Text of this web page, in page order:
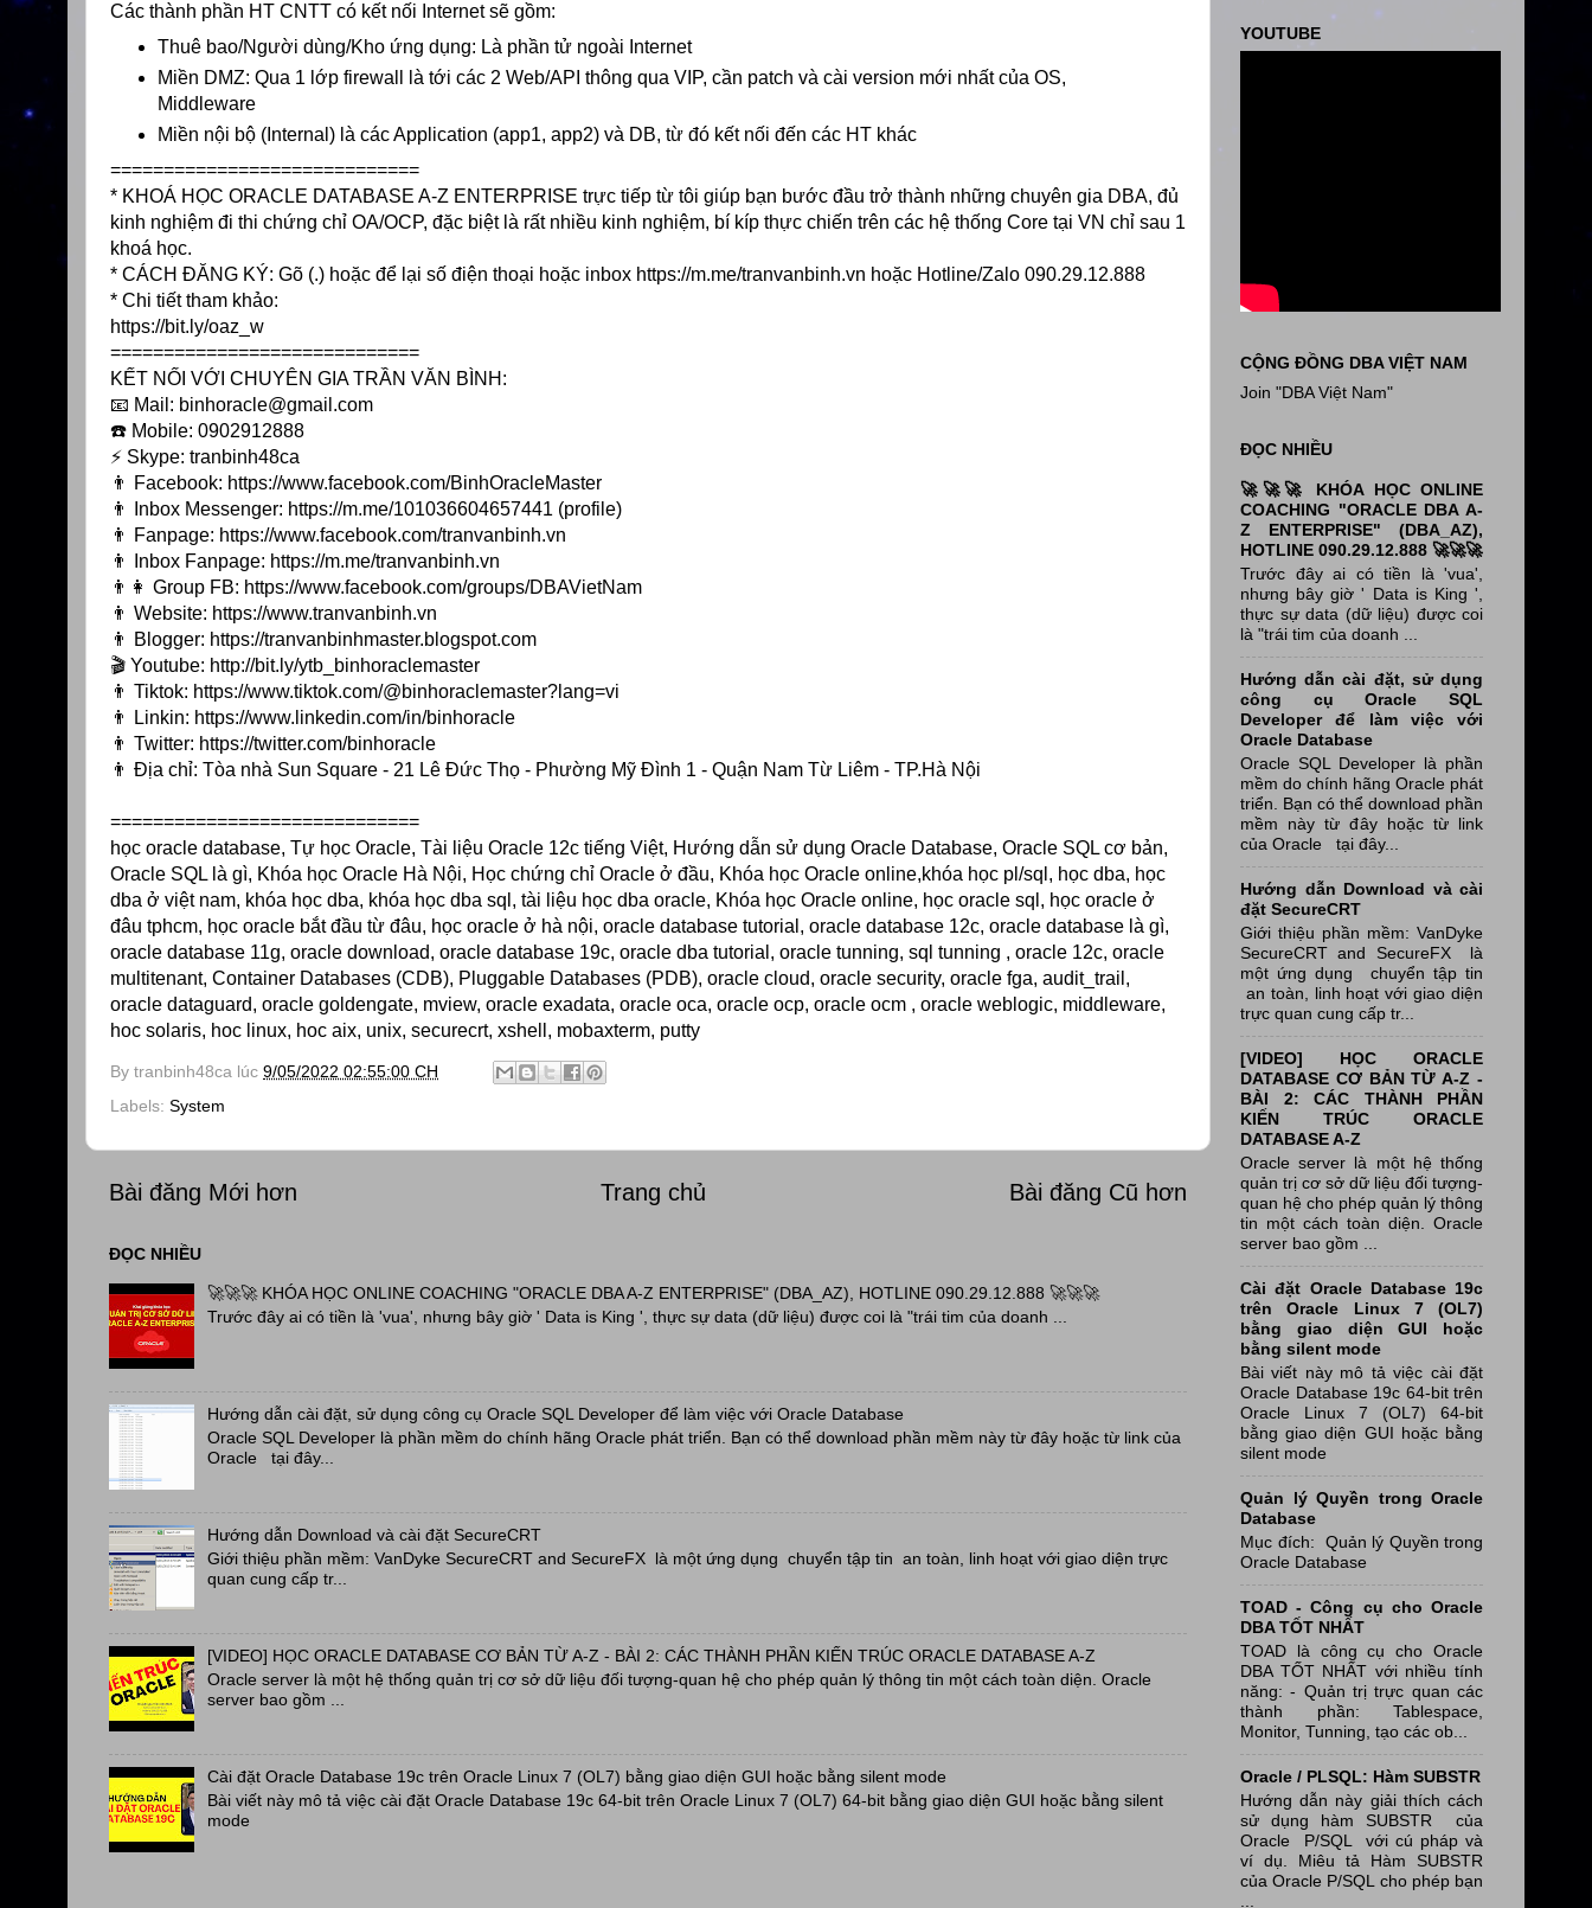
Các thành phần HT CNTT có kết nối Internet sẽ gồm:
Thuê bao/Người dùng/Kho ứng dụng: Là phần tử ngoài Internet
Miền DMZ: Qua 1 lớp firewall là tới các 2 Web/API thông qua VIP, cần patch và cài version mới nhất của OS,
Middleware
Miền nội bộ (Internal) là các Application (app1, app2) và DB, từ đó kết nối đến các HT khác
=============================
* KHOÁ HỌC ORACLE DATABASE A-Z ENTERPRISE trực tiếp từ tôi giúp bạn bước đầu trở thành những chuyên gia DBA, đủ
kinh nghiệm đi thi chứng chỉ OA/OCP, đặc biệt là rất nhiều kinh nghiệm, bí kíp thực chiến trên các hệ thống Core tại VN chỉ sau 1
khoá học.
* CÁCH ĐĂNG KÝ: Gõ (.) hoặc để lại số điện thoại hoặc inbox https://m.me/tranvanbinh.vn hoặc Hotline/Zalo 090.29.12.888
* Chi tiết tham khảo:
https://bit.ly/oaz_w
=============================
KẾT NỐI VỚI CHUYÊN GIA TRẦN VĂN BÌNH:
📧 Mail: binhoracle@gmail.com
☎️ Mobile: 0902912888
⚡️ Skype: tranbinh48ca
👨 Facebook: https://www.facebook.com/BinhOracleMaster
👨 Inbox Messenger: https://m.me/101036604657441 (profile)
👨 Fanpage: https://www.facebook.com/tranvanbinh.vn
👨 Inbox Fanpage: https://m.me/tranvanbinh.vn
👨👩 Group FB: https://www.facebook.com/groups/DBAVietNam
👨 Website: https://www.tranvanbinh.vn
👨 Blogger: https://tranvanbinhmaster.blogspot.com
🎬 Youtube: http://bit.ly/ytb_binhoraclemaster
👨 Tiktok: https://www.tiktok.com/@binhoraclemaster?lang=vi
👨 Linkin: https://www.linkedin.com/in/binhoracle
👨 Twitter: https://twitter.com/binhoracle
👨 Địa chỉ: Tòa nhà Sun Square - 21 Lê Đức Thọ - Phường Mỹ Đình 1 - Quận Nam Từ Liêm - TP.Hà Nội
=============================
học oracle database, Tự học Oracle, Tài liệu Oracle 12c tiếng Việt, Hướng dẫn sử dụng Oracle Database, Oracle SQL cơ bản,
Oracle SQL là gì, Khóa học Oracle Hà Nội, Học chứng chỉ Oracle ở đầu, Khóa học Oracle online,khóa học pl/sql, học dba, học
dba ở việt nam, khóa học dba, khóa học dba sql, tài liệu học dba oracle, Khóa học Oracle online, học oracle sql, học oracle ở
đâu tphcm, học oracle bắt đầu từ đâu, học oracle ở hà nội, oracle database tutorial, oracle database 12c, oracle database là gì,
oracle database 11g, oracle download, oracle database 19c, oracle dba tutorial, oracle tunning, sql tunning , oracle 12c, oracle
multitenant, Container Databases (CDB), Pluggable Databases (PDB), oracle cloud, oracle security, oracle fga, audit_trail,
oracle dataguard, oracle goldengate, mview, oracle exadata, oracle oca, oracle ocp, oracle ocm , oracle weblogic, middleware,
hoc solaris, hoc linux, hoc aix, unix, securecrt, xshell, mobaxterm, putty
By tranbinh48ca lúc 9/05/2022 02:55:00 CH
Labels: System
Bài đăng Mới hơn Bài đăng Cũ hơn
Trang chủ
ĐỌC NHIỀU
🚀🚀🚀 KHÓA HỌC ONLINE COACHING "ORACLE DBA A-Z ENTERPRISE" (DBA_AZ), HOTLINE 090.29.12.888 🚀🚀🚀
Trước đây ai có tiền là 'vua', nhưng bây giờ ' Data is King ', thực sự data (dữ liệu) được coi là "trái tim của doanh ...
Hướng dẫn cài đặt, sử dụng công cụ Oracle SQL Developer để làm việc với Oracle Database
Oracle SQL Developer là phần mềm do chính hãng Oracle phát triển. Bạn có thể download phần mềm này từ đây hoặc từ link của
Oracle tại đây...
Hướng dẫn Download và cài đặt SecureCRT
Giới thiệu phần mềm: VanDyke SecureCRT and SecureFX là một ứng dụng chuyển tập tin an toàn, linh hoạt với giao diện trực
quan cung cấp tr...
[VIDEO] HỌC ORACLE DATABASE CƠ BẢN TỪ A-Z - BÀI 2: CÁC THÀNH PHẦN KIẾN TRÚC ORACLE DATABASE A-Z
Oracle server là một hệ thống quản trị cơ sở dữ liệu đối tượng-quan hệ cho phép quản lý thông tin một cách toàn diện. Oracle
server bao gồm ...
Cài đặt Oracle Database 19c trên Oracle Linux 7 (OL7) bằng giao diện GUI hoặc bằng silent mode
Bài viết này mô tả việc cài đặt Oracle Database 19c 64-bit trên Oracle Linux 7 (OL7) 64-bit bằng giao diện GUI hoặc bằng silent
mode
YOUTUBE
CỘNG ĐỒNG DBA VIỆT NAM
Join "DBA Việt Nam"
ĐỌC NHIỀU
🚀🚀🚀 KHÓA HỌC ONLINE
COACHING "ORACLE DBA A-
Z ENTERPRISE" (DBA_AZ),
HOTLINE 090.29.12.888 🚀🚀🚀
Trước đây ai có tiền là 'vua',
nhưng bây giờ ' Data is King ',
thực sự data (dữ liệu) được coi
là "trái tim của doanh ...
Hướng dẫn cài đặt, sử dụng
công cụ Oracle SQL
Developer để làm việc với
Oracle Database
Oracle SQL Developer là phần
mềm do chính hãng Oracle phát
triển. Bạn có thể download phần
mềm này từ đây hoặc từ link
của Oracle tại đây...
Hướng dẫn Download và cài
đặt SecureCRT
Giới thiệu phần mềm: VanDyke
SecureCRT and SecureFX là
một ứng dụng chuyển tập tin
an toàn, linh hoạt với giao diện
trực quan cung cấp tr...
[VIDEO] HỌC ORACLE
DATABASE CƠ BẢN TỪ A-Z -
BÀI 2: CÁC THÀNH PHẦN
KIẾN TRÚC ORACLE
DATABASE A-Z
Oracle server là một hệ thống
quản trị cơ sở dữ liệu đối tượng-
quan hệ cho phép quản lý thông
tin một cách toàn diện. Oracle
server bao gồm ...
Cài đặt Oracle Database 19c
trên Oracle Linux 7 (OL7)
bằng giao diện GUI hoặc
bằng silent mode
Bài viết này mô tả việc cài đặt
Oracle Database 19c 64-bit trên
Oracle Linux 7 (OL7) 64-bit
bằng giao diện GUI hoặc bằng
silent mode
Quản lý Quyền trong Oracle
Database
Mục đích: Quản lý Quyền trong
Oracle Database
TOAD - Công cụ cho Oracle
DBA TỐT NHẤT
TOAD là công cụ cho Oracle
DBA TỐT NHẤT với nhiều tính
năng: - Quản trị trực quan các
thành phần: Tablespace,
Monitor, Tunning, tạo các ob...
Oracle / PLSQL: Hàm SUBSTR
Hướng dẫn này giải thích cách
sử dụng hàm SUBSTR của
Oracle P/SQL với cú pháp và
ví dụ. Miêu tả Hàm SUBSTR
của Oracle P/SQL cho phép bạn